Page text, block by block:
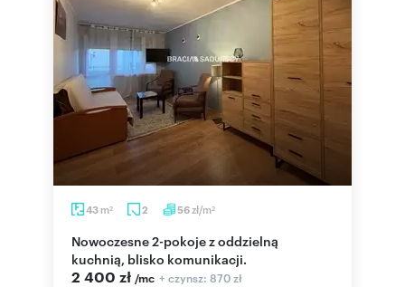
43 m2 2 56zł/m2
Nowoczesne 2-pokoje z oddzielną
kuchnią, blisko komunikacji.
2 400 zł /mc + czynsz: 870 zł